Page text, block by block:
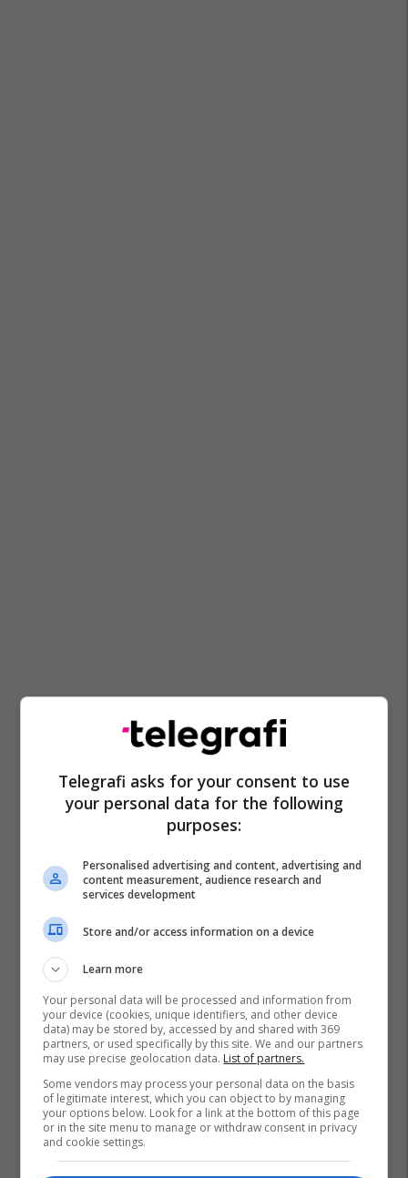
Telegrafi asks for your consent to use
your personal data for the following
purposes:
Personalised advertising and content, advertising and
content measurement, audience research and
services development
Store and/or access information on a device
Learn more
Your personal data will be processed and information from
your device (cookies, unique identifiers, and other device
data) may be stored by, accessed by and shared with 369
partners, or used specifically by this site. We and our partners
may use precise geolocation data. List of partners.
Some vendors may process your personal data on the basis
of legitimate interest, which you can object to by managing
your options below. Look for a link at the bottom of this page
or in the site menu to manage or withdraw consent in privacy
and cookie settings.